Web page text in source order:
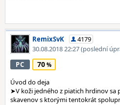
RemixSvK
4179
30.08.2018 22:27(poslední
PC 70
Úvod do deja
➤V koži jedného z piatich hrdinov
skavenov s ktorými tentokrát